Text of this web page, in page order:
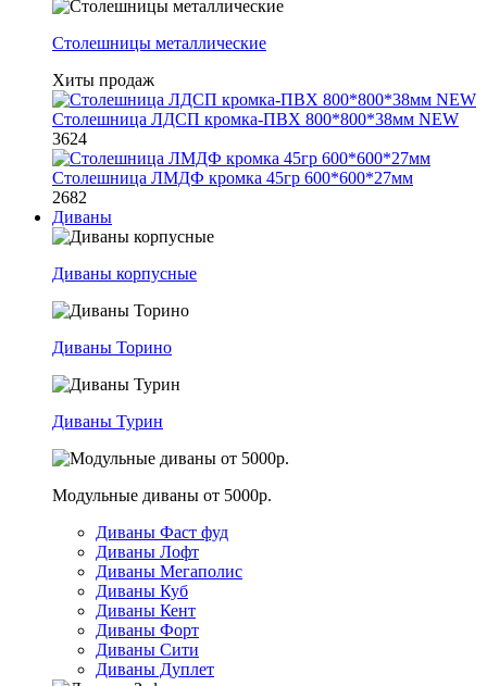
Столешницы металлические
Хиты продаж
Столешница ЛДСП кромка-ПВХ 800*800*38мм NEW
3624
Столешница ЛМДФ кромка 45гр 600*600*27мм
2682
Диваны
Диваны корпусные
Диваны Торино
Диваны Турин
Модульные диваны от 5000р.
Диваны Фаст фуд
Диваны Лофт
Диваны Мегаполис
Диваны Куб
Диваны Кент
Диваны Форт
Диваны Сити
Диваны Дуплет